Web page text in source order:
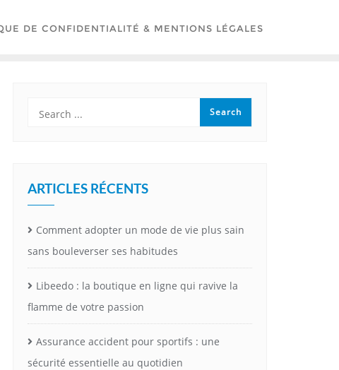
DE CONFIDENTIALITÉ & MENTIONS LÉGALES
ARTICLES RÉCENTS
Comment adopter un mode de vie plus sain
sans bouleverser ses habitudes
Libeedo : la boutique en ligne qui ravive la
flamme de votre passion
Assurance accident pour sportifs : une
sécurité essentielle au quotidien